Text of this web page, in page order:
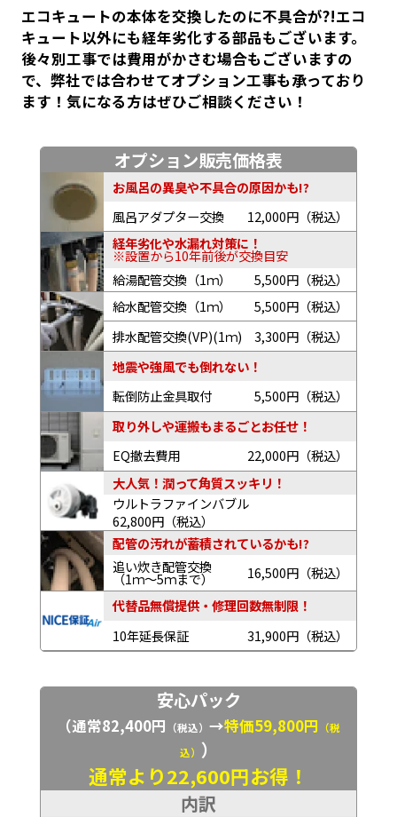
エコキュートの本体を交換したのに不具合が?!エコ
キュート以外にも経年劣化する部品もございます。
後々別工事では費用がかさむ場合もございますの
で、弊社では合わせてオプション工事も承っており
ます！気になる方はぜひご相談ください！
オプション販売価格表
お風呂の異臭や不具合の原因かも!?
風呂アダプター交換
12,000円（税込）
経年劣化や水漏れ対策に！
※設置から10年前後が交換目安
給湯配管交換（1ｍ）
5,500円（税込）
給水配管交換（1ｍ）
5,500円（税込）
排水配管交換(VP)(1ｍ)
3,300円（税込）
地震や強風でも倒れない！
転倒防止金具取付
5,500円（税込）
取り外しや運搬もまるごとお任せ！
EQ撤去費用
22,000円（税込）
大人気！潤って角質スッキリ！
ウルトラファインバブル
62,800円（税込）
配管の汚れが蓄積されているかも!?
追い炊き配管交換
（1ｍ～5ｍまで）
16,500円（税込）
代替品無償提供・修理回数無制限！
10年延長保証
31,900円（税込）
安心パック
（通常82,400円 （税込） →特価59,800円
（税
込） ）
通常より22,600円お得！
内訳